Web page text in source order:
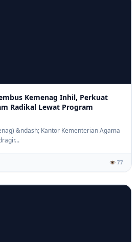
Kemenag Inhil, Perkuat
Radikal Lewat Program
&ndash; Kantor Kementerian Agama
👁️ 77